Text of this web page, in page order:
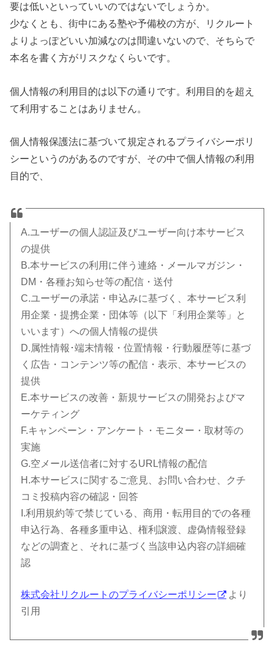
要は低いといっていいのではないでしょうか。
少なくとも、街中にある塾や予備校の方が、リクルート
よりよっぽどいい加減なのは間違いないので、そちらで
本名を書く方がリスクなくらいです。
個人情報の利用目的は以下の通りです。利用目的を超え
て利用することはありません。
個人情報保護法に基づいて規定されるプライバシーポリ
シーというのがあるのですが、その中で個人情報の利用
目的で、
A.ユーザーの個人認証及びユーザー向け本サービス
の提供
B.本サービスの利用に伴う連絡・メールマガジン・
DM・各種お知らせ等の配信・送付
C.ユーザーの承諾・申込みに基づく、本サービス利
用企業・提携企業・団体等（以下「利用企業等」と
いいます）への個人情報の提供
D.属性情報･端末情報・位置情報・行動履歴等に基づ
く広告・コンテンツ等の配信・表示、本サービスの
提供
E.本サービスの改善・新規サービスの開発およびマ
ーケティング
F.キャンペーン・アンケート・モニター・取材等の
実施
G.空メール送信者に対するURL情報の配信
H.本サービスに関するご意見、お問い合わせ、クチ
コミ投稿内容の確認・回答
I.利用規約等で禁じている、商用・転用目的での各種
申込行為、各種多重申込、権利譲渡、虚偽情報登録
などの調査と、それに基づく当該申込内容の詳細確
認
株式会社リクルートのプライバシーポリシー
より
引用